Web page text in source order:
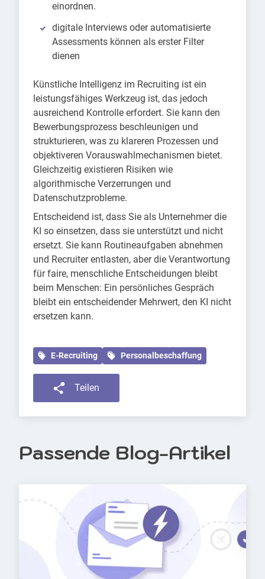
einordnen.
digitale Interviews oder automatisierte
Assessments können als erster Filter
dienen
Künstliche Intelligenz im Recruiting ist ein
leistungsfähiges Werkzeug ist, das jedoch
ausreichend Kontrolle erfordert. Sie kann den
Bewerbungsprozess beschleunigen und
strukturieren, was zu klareren Prozessen und
objektiveren Vorauswahlmechanismen bietet.
Gleichzeitig existieren Risiken wie
algorithmische Verzerrungen und
Datenschutzprobleme.
Entscheidend ist, dass Sie als Unternehmer die
KI so einsetzen, dass sie unterstützt und nicht
ersetzt. Sie kann Routineaufgaben abnehmen
und Recruiter entlasten, aber die Verantwortung
für faire, menschliche Entscheidungen bleibt
beim Menschen: Ein persönliches Gespräch
bleibt ein entscheidender Mehrwert, den KI nicht
ersetzen kann.
E-Recruiting Personalbeschaffung
Teilen
Passende Blog-Artikel